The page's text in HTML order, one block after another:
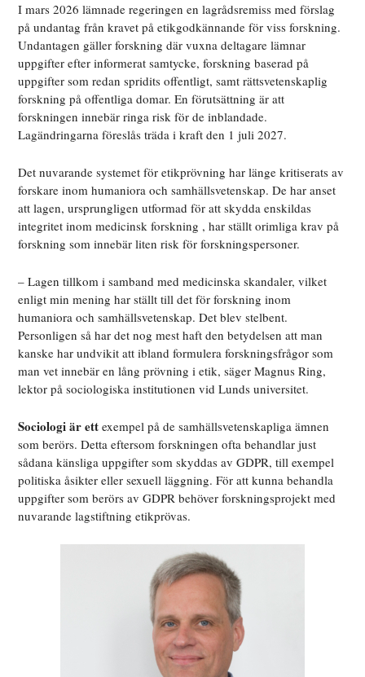
I mars 2026 lämnade regeringen en lagrådsremiss med förslag
på undantag från kravet på etikgodkännande för viss forskning.
Undantagen gäller forskning där vuxna deltagare lämnar
uppgifter efter informerat samtycke, forskning baserad på
uppgifter som redan spridits offentligt, samt rättsvetenskaplig
forskning på offentliga domar. En förutsättning är att
forskningen innebär ringa risk för de inblandade.
Lagändringarna föreslås träda i kraft den 1 juli 2027.
Det nuvarande systemet för etikprövning har länge kritiserats av
forskare inom humaniora och samhällsvetenskap. De har anset
att lagen, ursprungligen utformad för att skydda enskildas
integritet inom medicinsk forskning , har ställt orimliga krav på
forskning som innebär liten risk för forskningspersoner.
– Lagen tillkom i samband med medicinska skandaler, vilket
enligt min mening har ställt till det för forskning inom
humaniora och samhällsvetenskap. Det blev stelbent.
Personligen så har det nog mest haft den betydelsen att man
kanske har undvikit att ibland formulera forskningsfrågor som
man vet innebär en lång prövning i etik, säger Magnus Ring,
lektor på sociologiska institutionen vid Lunds universitet.
Sociologi är ett exempel på de samhällsvetenskapliga ämnen
som berörs. Detta eftersom forskningen ofta behandlar just
sådana känsliga uppgifter som skyddas av GDPR, till exempel
politiska åsikter eller sexuell läggning. För att kunna behandla
uppgifter som berörs av GDPR behöver forskningsprojekt med
nuvarande lagstiftning etikprövas.